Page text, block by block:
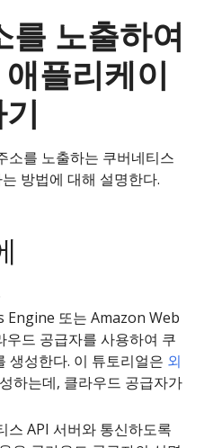
를 노출하여
플리케이
소를 노출하는 쿠버네티스
방법에 대해 설명한다.
또는 Amazon Web
우드 공급자를 사용하여 쿠
생성한다. 이 튜토리얼은 외
하는데, 클라우드 공급자가
스 API 서버와 통신하도록